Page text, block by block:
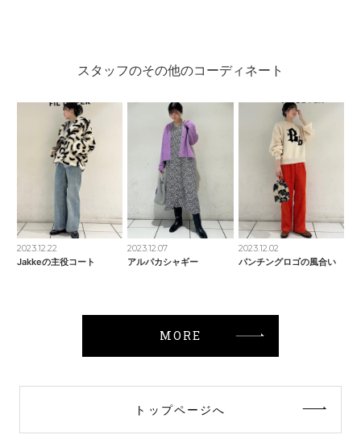
スタッフのその他のコーディネート
2023.12.22
Jakkeの主役コート
2023.12.07
アルパカシャギー
2023.12.02
パンチングロゴの風合い
MORE
トップページへ